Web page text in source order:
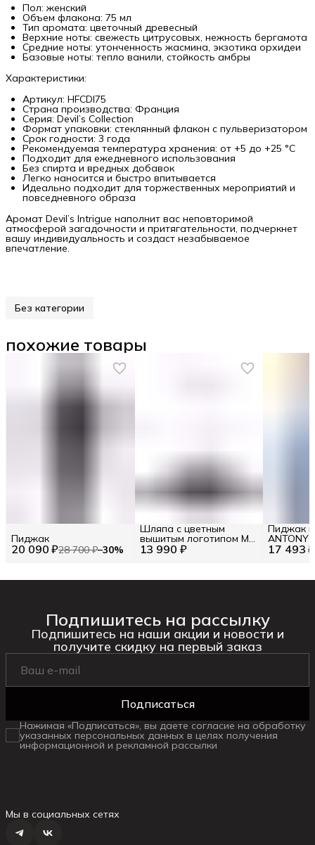
Пол: женский
Объем флакона: 75 мл
Тип аромата: цветочный древесный
Верхние ноты: свежесть цитрусовых, нежность бергамота
Средние ноты: утонченность жасмина, экзотика орхидеи
Базовые ноты: тепло ванили, стойкость амбры
Характеристики:
Артикул: HFCDI75
Страна производства: Франция
Серия: Devil’s Collection
Формат упаковки: стеклянный флакон с пульверизатором
Срок годности: 3 года
Рекомендуемая температура хранения: от +5 до +25 °C
Подходит для ежедневного использования
Без спирта и вредных добавок
Легко наносится и быстро впитывается
Идеально подходит для торжественных мероприятий и
повседневного образа
Аромат Devil’s Intrigue наполнит вас неповторимой
атмосферой загадочности и притягательности, подчеркнет
вашу индивидуальность и создаст незабываемое
впечатление.
Без категории
похожие товары
20 090 ₽28 700 ₽−30%
Пиджак
13 990 ₽
Шляпа с цветным
вышитым логотипом M
INT / Цв. Чёрный 17 493 ₽
Пиджак
ANTONY
/ EU 50 / L
Подпишитесь на рассылку
Подпишитесь на наши акции и новости и
получите скидку на первый заказ
Подписаться
Нажимая «Подписаться», вы даете согласие на обработку
указанных персональных данных в целях получения
информационной и рекламной рассылки
Мы в социальных сетях